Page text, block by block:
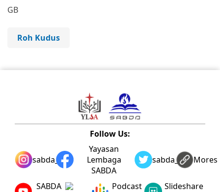
GB
Roh Kudus
Follow Us:
sabda_ylsa
Yayasan
Lembaga
SABDA
sabda_ylsaMores
SABDA
Podcast
Slideshare